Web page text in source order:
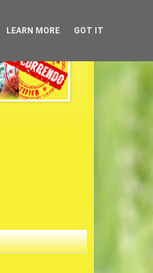
LEARN MORE GOT IT